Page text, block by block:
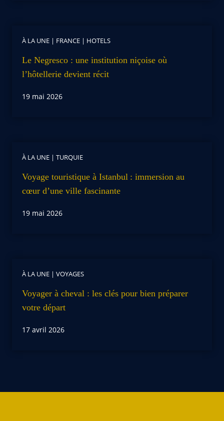
À LA UNE | FRANCE | HOTELS
Le Negresco : une institution niçoise où
l’hôtellerie devient récit
19 mai 2026
À LA UNE | TURQUIE
Voyage touristique à Istanbul : immersion au
cœur d’une ville fascinante
19 mai 2026
À LA UNE | VOYAGES
Voyager à cheval : les clés pour bien préparer
votre départ
17 avril 2026